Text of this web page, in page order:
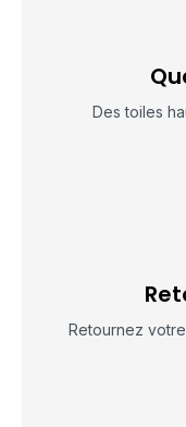
Des toiles
Retournez